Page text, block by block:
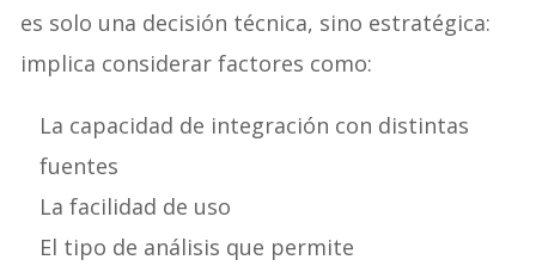
es solo una decisión técnica, sino estratégica:
implica considerar factores como:
La capacidad de integración con distintas
fuentes
La facilidad de uso
El tipo de análisis que permite